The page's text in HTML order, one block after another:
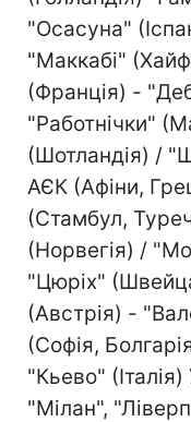
"Осасуна"
"Маккабі"
(Франція) -
"Работнічки"
(Шотландія) /
АЄК (Афіни,
(Стамбул,
(Норвегія) /
"Цюріх"
(Австрія) -
(Софія,
"Кьево"
"Мілан",